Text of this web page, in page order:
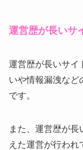
運営歴が長いサ
運営歴が長いサイ
いや情報漏洩など
です。
また、運営歴が
えた運営が行われ